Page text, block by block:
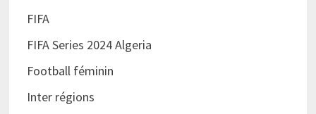
FIFA
FIFA Series 2024 Algeria
Football féminin
Inter régions